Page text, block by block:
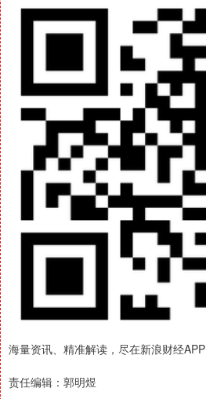
海量资讯、精准解读，尽在新浪财经APP
责任编辑：郭明煜